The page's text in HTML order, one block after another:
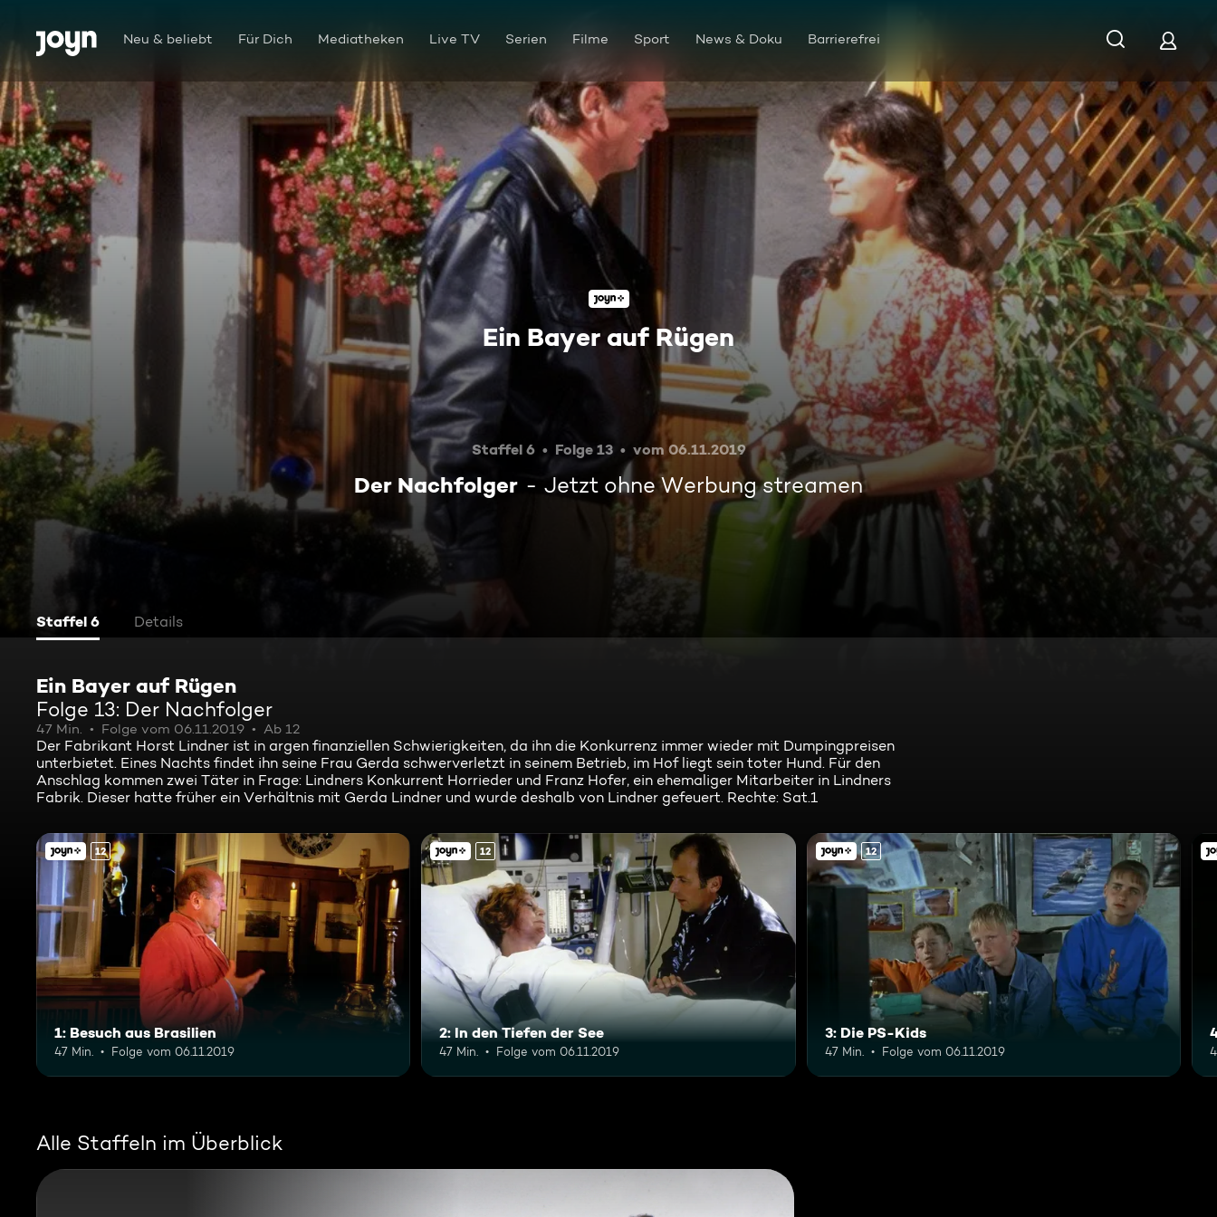
Zum Inhalt springen
Barrierefrei Neu & beliebt Für Dich Mediatheken Live TV Serien Filme Sport News & Doku Barrierefrei
Ein Bayer auf Rügen
Staffel 6 Folge 13 vom 06.11.2019
Der Nachfolger Jetzt ohne Werbung streamen
Staffel 6 Details
Ein Bayer auf Rügen
Folge 13: Der Nachfolger
47 Min. Folge vom 06.11.2019 Ab 12
Der Fabrikant Horst Lindner ist in argen finanziellen Schwierigkeiten, da ihn die Konkurrenz immer wieder mit Dumpingpreisen
unterbietet. Eines Nachts findet ihn seine Frau Gerda schwerverletzt in seinem Betrieb, im Hof liegt sein toter Hund. Für den
Anschlag kommen zwei Täter in Frage: Lindners Konkurrent Horrieder und Franz Hofer, ein ehemaliger Mitarbeiter in Lindners
Fabrik. Dieser hatte früher ein Verhältnis mit Gerda Lindner und wurde deshalb von Lindner gefeuert. Rechte: Sat.1
12
1: Besuch aus Brasilien
47 Min. Folge vom 06.11.2019
12
2: In den Tiefen der See
47 Min. Folge vom 06.11.2019
12
3: Die PS-Kids
47 Min. Folge vom 06.11.2019
Alle Staffeln im Überblick